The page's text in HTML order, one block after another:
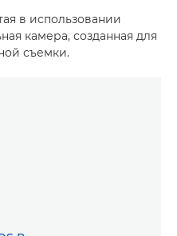
в использовании
камера, созданная для
съемки.